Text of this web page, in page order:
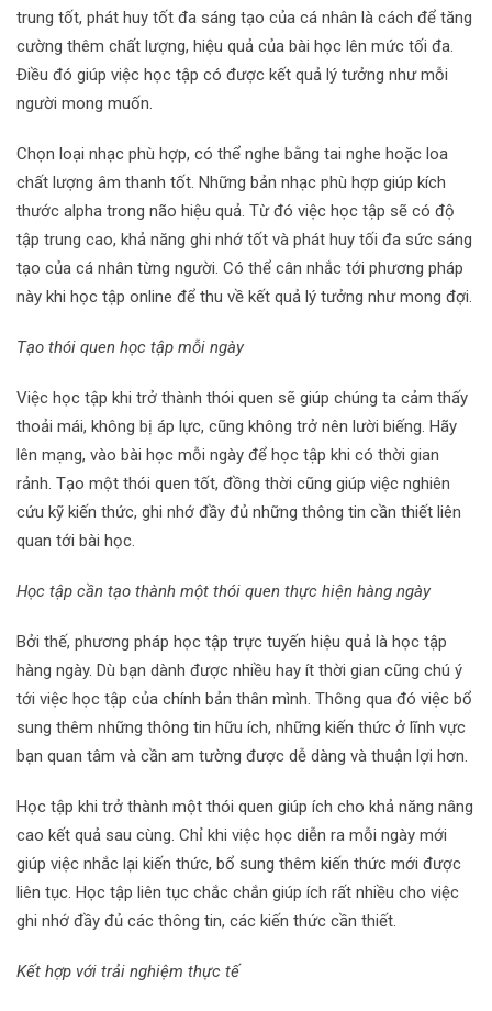
trung tốt, phát huy tốt đa sáng tạo của cá nhân là cách để tăng
cường thêm chất lượng, hiệu quả của bài học lên mức tối đa.
Điều đó giúp việc học tập có được kết quả lý tưởng như mỗi
người mong muốn.
Chọn loại nhạc phù hợp, có thể nghe bằng tai nghe hoặc loa
chất lượng âm thanh tốt. Những bản nhạc phù hợp giúp kích
thước alpha trong não hiệu quả. Từ đó việc học tập sẽ có độ
tập trung cao, khả năng ghi nhớ tốt và phát huy tối đa sức sáng
tạo của cá nhân từng người. Có thể cân nhắc tới phương pháp
này khi học tập online để thu về kết quả lý tưởng như mong đợi.
Tạo thói quen học tập mỗi ngày
Việc học tập khi trở thành thói quen sẽ giúp chúng ta cảm thấy
thoải mái, không bị áp lực, cũng không trở nên lười biếng. Hãy
lên mạng, vào bài học mỗi ngày để học tập khi có thời gian
rảnh. Tạo một thói quen tốt, đồng thời cũng giúp việc nghiên
cứu kỹ kiến thức, ghi nhớ đầy đủ những thông tin cần thiết liên
quan tới bài học.
Học tập cần tạo thành một thói quen thực hiện hàng ngày
Bởi thế, phương pháp học tập trực tuyến hiệu quả là học tập
hàng ngày. Dù bạn dành được nhiều hay ít thời gian cũng chú ý
tới việc học tập của chính bản thân mình. Thông qua đó việc bổ
sung thêm những thông tin hữu ích, những kiến thức ở lĩnh vực
bạn quan tâm và cần am tường được dễ dàng và thuận lợi hơn.
Học tập khi trở thành một thói quen giúp ích cho khả năng nâng
cao kết quả sau cùng. Chỉ khi việc học diễn ra mỗi ngày mới
giúp việc nhắc lại kiến thức, bổ sung thêm kiến thức mới được
liên tục. Học tập liên tục chắc chắn giúp ích rất nhiều cho việc
ghi nhớ đầy đủ các thông tin, các kiến thức cần thiết.
Kết hợp với trải nghiệm thực tế